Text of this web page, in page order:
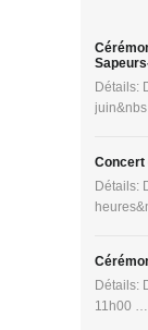
Détails:
Concert
Détails:
Détails:
11h00 …